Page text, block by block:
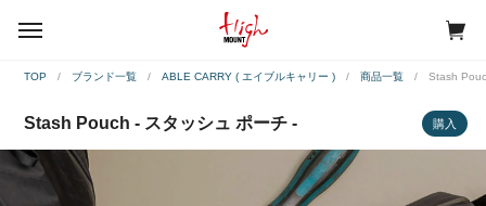
TOP ブランド一覧 ABLE CARRY ( エイブルキャリー ) 商品一覧 Stash
Stash Pouch - スタッシュ ポーチ - 購入